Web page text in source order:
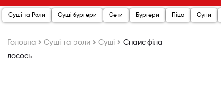
Суші та Роли Суші бургери Сети Бургери Піца Супи
Головна Cуші та роли Суші
Спайс філа
лосось